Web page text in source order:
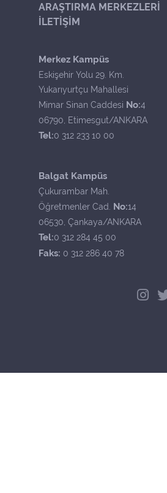
ARAŞTIRMA MERKEZLERİ
İLETİŞİM
Merkez Kampüs
Eskişehir Yolu 29. Km.
Yukarıyurtçu Mahallesi
Mimar Sinan Caddesi No:4
06790, Etimesgut/ANKARA
Tel:0 312 233 10 00
Balgat Kampüs
Çukurambar Mah.
Öğretmenler Cad. No:14
06530, Çankaya/ANKARA
Tel:0 312 284 45 00
Faks: 0 312 286 40 78